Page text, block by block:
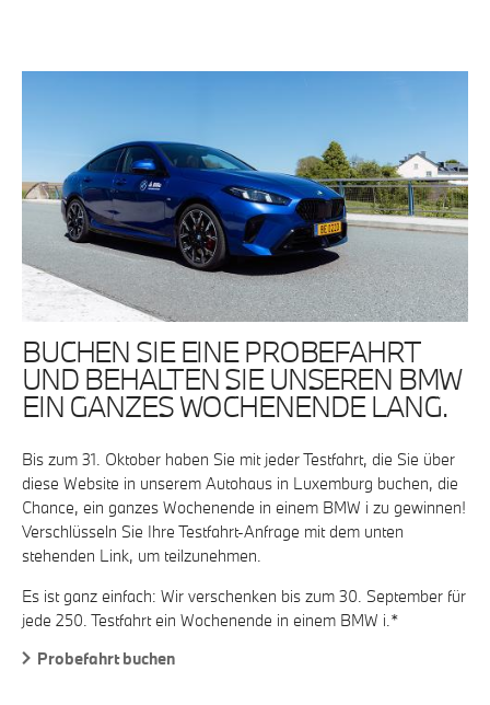
BUCHEN SIE EINE PROBEFAHRT
UND BEHALTEN SIE UNSEREN BMW
EIN GANZES WOCHENENDE LANG.
Bis zum 31. Oktober haben Sie mit jeder Testfahrt, die Sie über
diese Website in unserem Autohaus in Luxemburg buchen, die
Chance, ein ganzes Wochenende in einem BMW i zu gewinnen!
Verschlüsseln Sie Ihre Testfahrt-Anfrage mit dem unten
stehenden Link, um teilzunehmen.
Es ist ganz einfach: Wir verschenken bis zum 30. September für
jede 250. Testfahrt ein Wochenende in einem BMW i.*
Probefahrt buchen